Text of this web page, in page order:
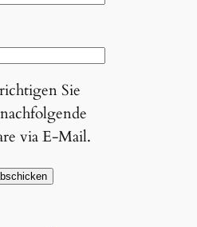
Sie
via E-Mail.